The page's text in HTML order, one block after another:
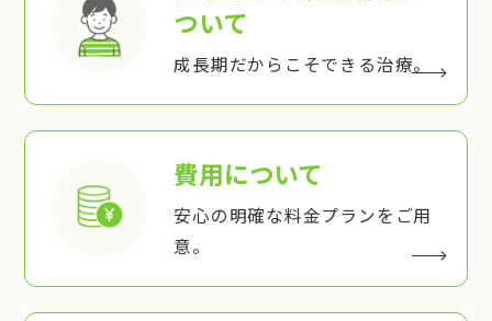
ついて
成長期だからこそできる治療。
費用について
安心の明確な料金プランをご用
意。